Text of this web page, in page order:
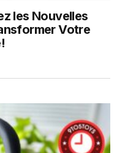
les Nouvelles
Votre